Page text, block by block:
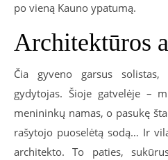
po vieną Kauno ypatumą.
Architektūros
Čia gyveno garsus
gydytojas. Šioje gatvelėje –
menininkų namas, o pasukę
rašytojo puoselėtą sodą… Ir
architekto. To paties,